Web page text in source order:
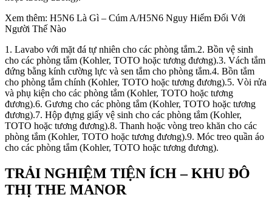
Xem thêm: H5N6 Là Gì – Cúm A/H5N6 Nguy Hiểm Đối Với
Người Thế Nào
1. Lavabo với mặt đá tự nhiên cho các phòng tắm.2. Bồn vệ sinh
cho các phòng tắm (Kohler, TOTO hoặc tương đương).3. Vách tắm
đứng bằng kính cường lực và sen tắm cho phòng tắm.4. Bồn tắm
cho phòng tắm chính (Kohler, TOTO hoặc tương đương).5. Vòi rửa
và phụ kiện cho các phòng tắm (Kohler, TOTO hoặc tương
đương).6. Gương cho các phòng tắm (Kohler, TOTO hoặc tương
đương).7. Hộp đựng giấy vệ sinh cho các phòng tắm (Kohler,
TOTO hoặc tương đương).8. Thanh hoặc vòng treo khăn cho các
phòng tắm (Kohler, TOTO hoặc tương đương).9. Móc treo quần áo
cho các phòng tắm (Kohler, TOTO hoặc tương đương).
TRẢI NGHIỆM TIỆN ÍCH – KHU ĐÔ
THỊ THE MANOR